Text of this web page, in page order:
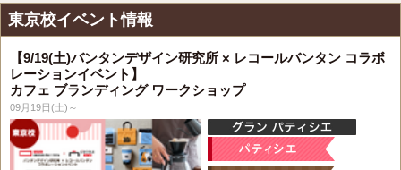
東京校イベント情報
【9/19(土)バンタンデザイン研究所 × レコールバンタン コラボ
レーションイベント】
カフェ ブランディング ワークショップ
09月19日(土)～